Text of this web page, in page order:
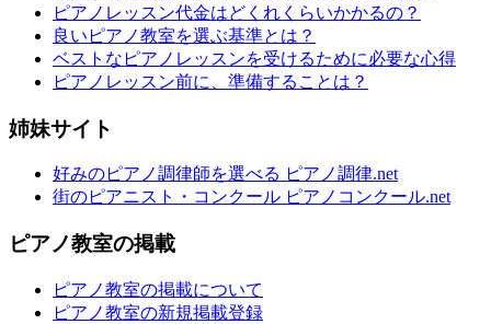
ピアノレッスン代金はどくれくらいかかるの？
良いピアノ教室を選ぶ基準とは？
ベストなピアノレッスンを受けるために必要な心得
ピアノレッスン前に、準備することは？
姉妹サイト
好みのピアノ調律師を選べる ピアノ調律.net
街のピアニスト・コンクール ピアノコンクール.net
ピアノ教室の掲載
ピアノ教室の掲載について
ピアノ教室の新規掲載登録